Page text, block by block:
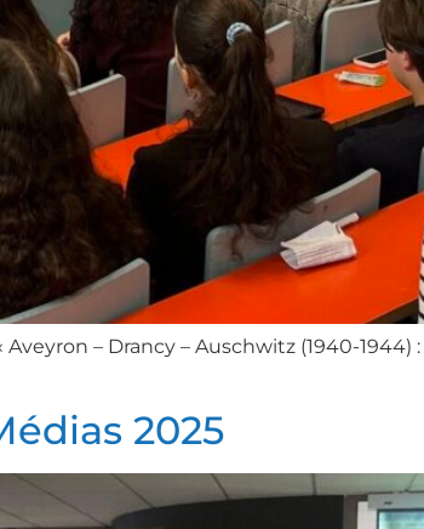
– Drancy – Auschwitz (1940-
2025